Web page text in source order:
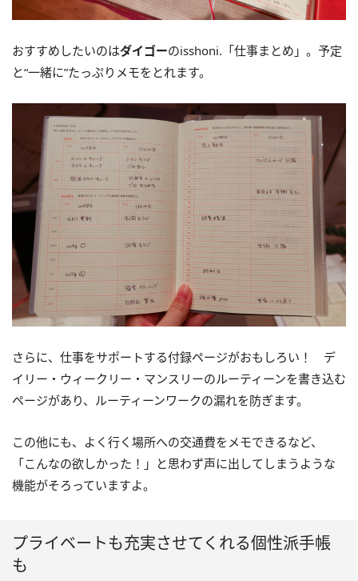
おすすめしたいのはダイゴーのisshoni.「仕事まとめ」。予定
と“一緒に”たっぷりメモをとれます。
さらに、仕事をサポートする付録ページがおもしろい！ デ
イリー・ウィークリー・マンスリーのルーティーンを書き込む
ページがあり、ルーティーンワークの漏れを防ぎます。
この他にも、よく行く場所への交通費をメモできるなど、
「こんなの欲しかった！」と思わず声に出してしまうような
機能がそろっていますよ。
プライベートも充実させてくれる個性派手帳
も